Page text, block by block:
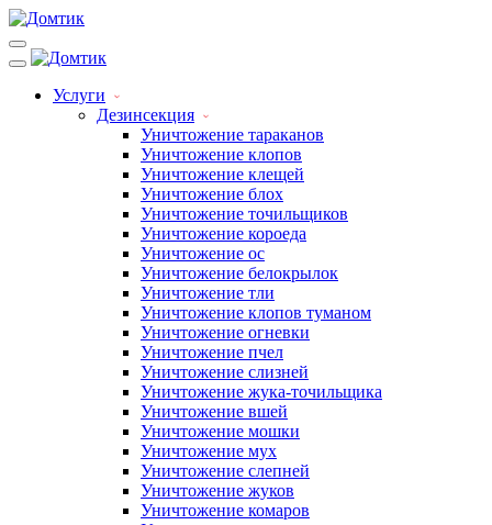
Услуги
Дезинсекция
Уничтожение тараканов
Уничтожение клопов
Уничтожение клещей
Уничтожение блох
Уничтожение точильщиков
Уничтожение короеда
Уничтожение ос
Уничтожение белокрылок
Уничтожение тли
Уничтожение клопов туманом
Уничтожение огневки
Уничтожение пчел
Уничтожение слизней
Уничтожение жука-точильщика
Уничтожение вшей
Уничтожение мошки
Уничтожение мух
Уничтожение слепней
Уничтожение жуков
Уничтожение комаров